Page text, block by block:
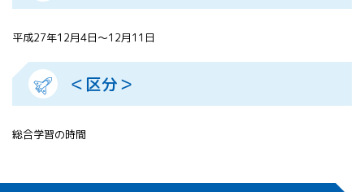
平成27年12月4日～12月11日
＜区分＞
総合学習の時間